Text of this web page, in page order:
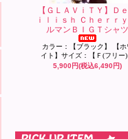
【ＧＬＡＶｉＴＹ】Ｄ
ｉｌｉｓｈ Ｃｈｅｒｒ
ルマンＢＩＧＴシャツ
カラー：【ブラック】 【ホ
イト】サイズ：【Ｆ(フリー)
5,900円(税込6,490円)